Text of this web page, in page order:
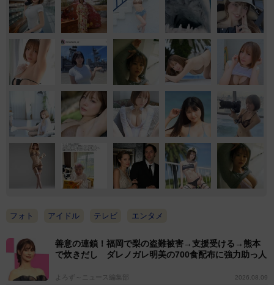
フォト アイドル テレビ エンタメ
善意の連鎖！福岡で梨の盗難被害→支援受ける→熊本
で炊きだし ダレノガレ明美の700食配布に強力助っ人
よろず～ニュース編集部 2026.08.09